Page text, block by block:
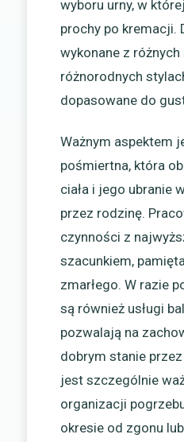
wyboru urny, w
prochy po kremacji.
wykonane z
różnorodnych
dopasowane do
Ważnym aspektem
pośmiertna, która
ciała i jego ubranie
przez rodzinę.
czynności z
szacunkiem,
zmarłego. W razie
są również usługi
pozwalają na
dobrym stanie
jest szczególnie
organizacji
okresie od zgonu